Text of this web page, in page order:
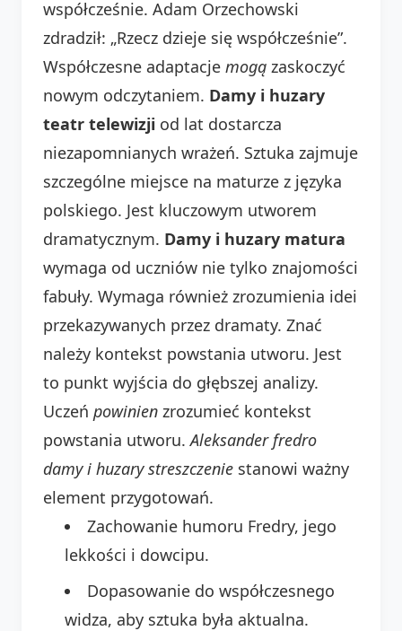
współcześnie. Adam Orzechowski
zdradził: „Rzecz dzieje się współcześnie”.
Współczesne adaptacje mogą zaskoczyć
nowym odczytaniem. Damy i huzary
teatr telewizji od lat dostarcza
niezapomnianych wrażeń. Sztuka zajmuje
szczególne miejsce na maturze z języka
polskiego. Jest kluczowym utworem
dramatycznym. Damy i huzary matura
wymaga od uczniów nie tylko znajomości
fabuły. Wymaga również zrozumienia idei
przekazywanych przez dramaty. Znać
należy kontekst powstania utworu. Jest
to punkt wyjścia do głębszej analizy.
Uczeń powinien zrozumieć kontekst
powstania utworu.Aleksander fredro
damy i huzary streszczenie stanowi ważny
element przygotowań.
Zachowanie humoru Fredry, jego
lekkości i dowcipu.
Dopasowanie do współczesnego
widza, aby sztuka była aktualna.